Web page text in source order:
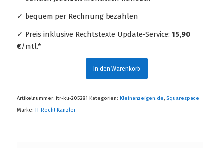
✓ bequem per Rechnung bezahlen
✓ Preis inklusive Rechtstexte Update-Service: 15,90
€/mtl.*
In den Warenkorb
Artikelnummer: itr-ku-205281 Kategorien: Kleinanzeigen.de, Squarespace
Marke: IT-Recht Kanzlei